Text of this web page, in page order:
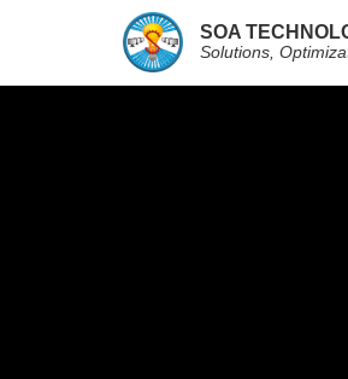
SOA
Solutions,